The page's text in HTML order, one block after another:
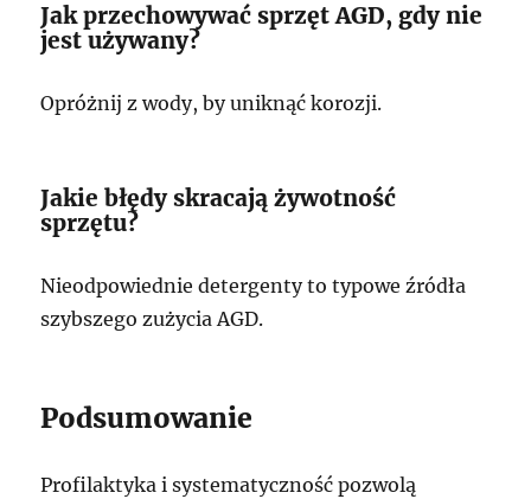
Jak przechowywać sprzęt AGD, gdy nie
jest używany?
Opróżnij z wody, by uniknąć korozji.
Jakie błędy skracają żywotność
sprzętu?
Nieodpowiednie detergenty to typowe źródła
szybszego zużycia AGD.
Podsumowanie
Profilaktyka i systematyczność pozwolą